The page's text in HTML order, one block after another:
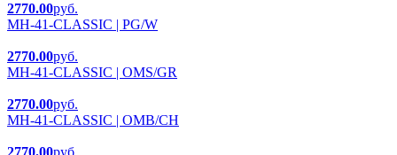
2770.00руб.
MH-41-CLASSIC | PG/W
2770.00руб.
MH-41-CLASSIC | OMS/GR
2770.00руб.
MH-41-CLASSIC | OMB/CH